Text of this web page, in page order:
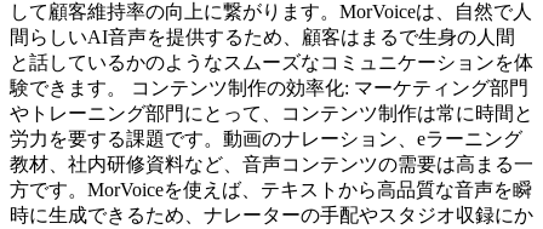
して顧客維持率の向上に繋がります。MorVoiceは、自然で人
間らしいAI音声を提供するため、顧客はまるで生身の人間
と話しているかのようなスムーズなコミュニケーションを体
験できます。 コンテンツ制作の効率化: マーケティング部門
やトレーニング部門にとって、コンテンツ制作は常に時間と
労力を要する課題です。動画のナレーション、eラーニング
教材、社内研修資料など、音声コンテンツの需要は高まる一
方です。MorVoiceを使えば、テキストから高品質な音声を瞬
時に生成できるため、ナレーターの手配やスタジオ収録にか